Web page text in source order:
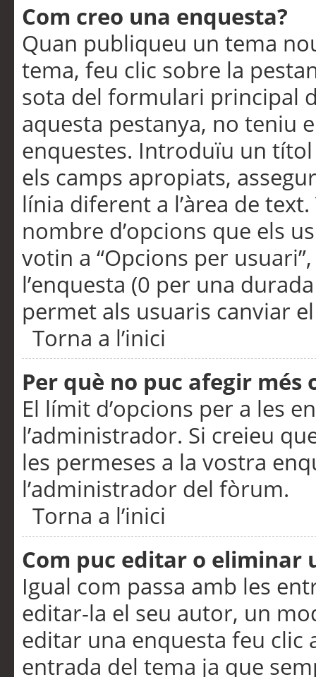
Com creo una enquesta?
Quan publiqueu un tema
tema, feu clic sobre la
sota del formulari principal
aquesta pestanya, no teniu
enquestes. Introduïu un
els camps apropiats,
línia diferent a l’àrea de
nombre d’opcions que els
votin a “Opcions per
l’enquesta (0 per una
permet als usuaris canviar
Torna a l’inici
Per què no puc afegir més
El límit d’opcions per a les
l’administrador. Si creieu
les permeses a la vostra
l’administrador del fòrum.
Torna a l’inici
Com puc editar o eliminar
Igual com passa amb les
editar-la el seu autor, un
editar una enquesta feu clic
entrada del tema ja que